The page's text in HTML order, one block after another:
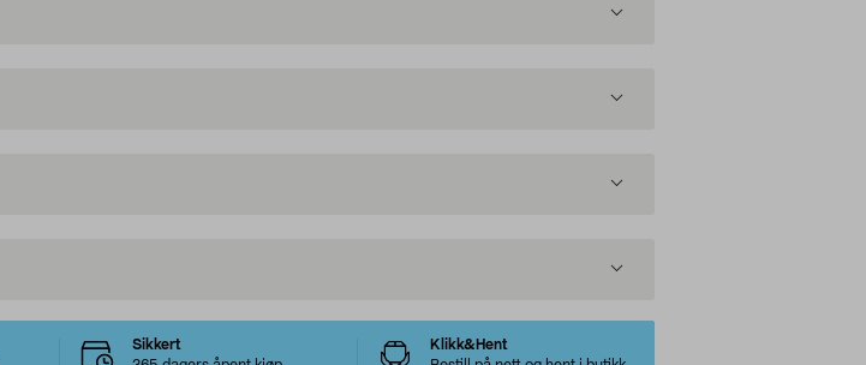
Sikkert
Klikk&Hent